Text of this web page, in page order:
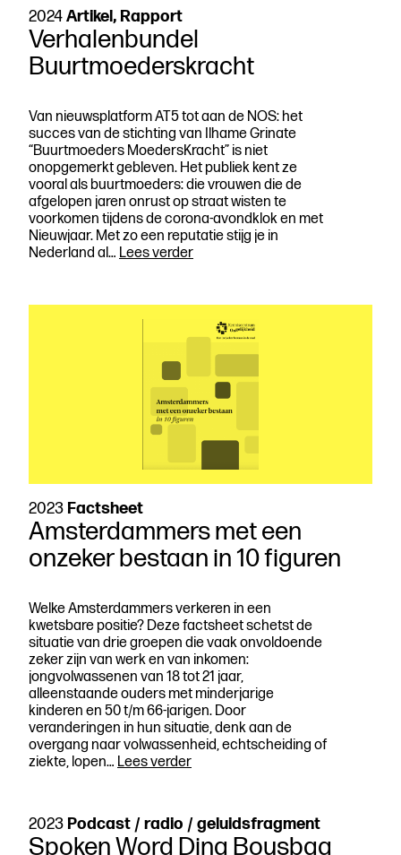
2024Artikel, Rapport
Verhalenbundel
Buurtmoederskracht
Van nieuwsplatform AT5 tot aan de NOS: het
succes van de stichting van Ilhame Grinate
“Buurtmoeders MoedersKracht” is niet
onopgemerkt gebleven. Het publiek kent ze
vooral als buurtmoeders: die vrouwen die de
afgelopen jaren onrust op straat wisten te
voorkomen tijdens de corona-avondklok en met
Nieuwjaar. Met zo een reputatie stijg je in
Nederland al… Lees verderVerhalenbundel
2023 Factsheet
Amsterdammers met een
onzeker bestaan in 10 figuren
Welke Amsterdammers verkeren in een
kwetsbare positie? Deze factsheet schetst de
situatie van drie groepen die vaak onvoldoende
zeker zijn van werk en van inkomen:
jongvolwassenen van 18 tot 21 jaar,
alleenstaande ouders met minderjarige
kinderen en 50 t/m 66-jarigen. Door
veranderingen in hun situatie, denk aan de
overgang naar volwassenheid, echtscheiding of
ziekte, lopen… Lees verderAmsterdammers
bestaan
in
2023 Podcast / radio / geluidsfragment
Spoken Word Dina Bousbaa